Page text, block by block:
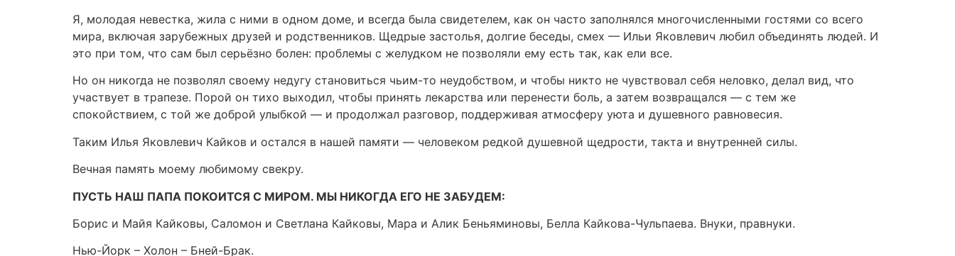
Я, молодая невестка, жила с ними в одном доме, и всегда была свидетелем, как он часто заполнялся многочисленными гостями со всего
мира, включая зарубежных друзей и родственников. Щедрые застолья, долгие беседы, смех — Ильи Яковлевич любил объединять людей. И
это при том, что сам был серьёзно болен: проблемы с желудком не позволяли ему есть так, как ели все.
Но он никогда не позволял своему недугу становиться чьим-то неудобством, и чтобы никто не чувствовал себя неловко, делал вид, что
участвует в трапезе. Порой он тихо выходил, чтобы принять лекарства или перенести боль, а затем возвращался — с тем же
спокойствием, с той же доброй улыбкой — и продолжал разговор, поддерживая атмосферу уюта и душевного равновесия.
Таким Илья Яковлевич Кайков и остался в нашей памяти — человеком редкой душевной щедрости, такта и внутренней силы.
Вечная память моему любимому свекру.
ПУСТЬ НАШ ПАПА ПОКОИТСЯ С МИРОМ. МЫ НИКОГДА ЕГО НЕ ЗАБУДЕМ:
Борис и Майя Кайковы, Саломон и Светлана Кайковы, Мара и Алик Беньяминовы, Белла Кайкова-Чульпаева. Внуки, правнуки.
Нью-Йорк – Холон – Бней-Брак.